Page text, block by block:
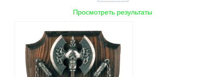
Просмотреть результаты